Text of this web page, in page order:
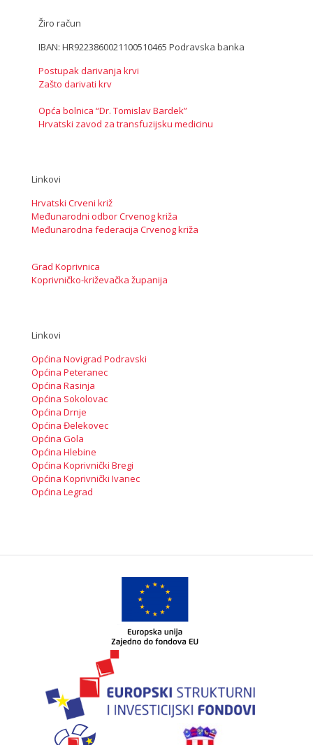
Žiro račun
IBAN: HR9223860021100510465 Podravska banka
Postupak darivanja krvi
Zašto darivati krv
Opća bolnica “Dr. Tomislav Bardek”
Hrvatski zavod za transfuzijsku medicinu
Linkovi
Hrvatski Crveni križ
Međunarodni odbor Crvenog križa
Međunarodna federacija Crvenog križa
Grad Koprivnica
Koprivničko-križevačka županija
Linkovi
Općina Novigrad Podravski
Općina Peteranec
Općina Rasinja
Općina Sokolovac
Općina Drnje
Općina Đelekovec
Općina Gola
Općina Hlebine
Općina Koprivnički Bregi
Općina Koprivnički Ivanec
Općina Legrad